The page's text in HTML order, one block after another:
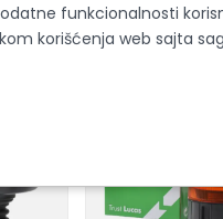
funkcionalnosti
korišćenja web sajta